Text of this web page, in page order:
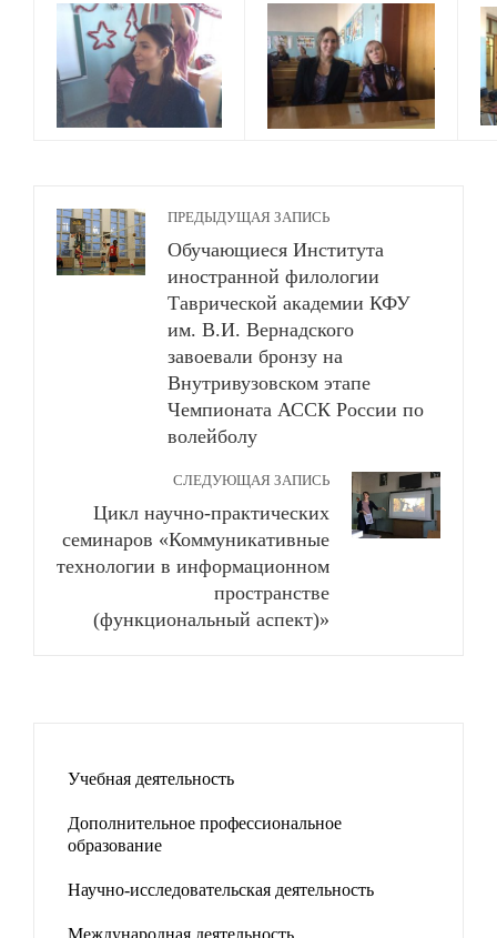
ПРЕДЫДУЩАЯ ЗАПИСЬ
Обучающиеся Института
иностранной филологии
Таврической академии КФУ
им. В.И. Вернадского
завоевали бронзу на
Внутривузовском этапе
Чемпионата АССК России по
волейболу
СЛЕДУЮЩАЯ ЗАПИСЬ
Цикл научно-практических
семинаров «Коммуникативные
технологии в информационном
пространстве
(функциональный аспект)»
Учебная деятельность
Дополнительное профессиональное
образование
Научно-исследовательская деятельность
Международная деятельность